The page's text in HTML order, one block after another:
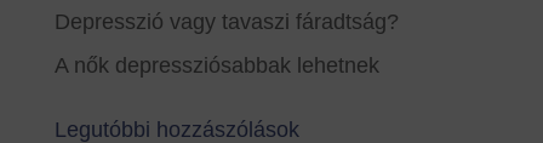
Depresszió vagy tavaszi fáradtság?
A nők depressziósabbak lehetnek
Legutóbbi hozzászólások